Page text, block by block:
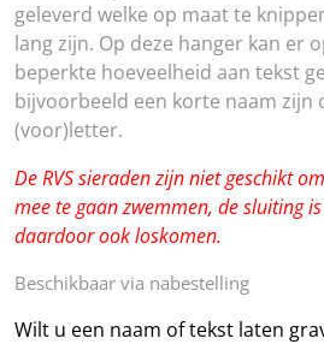
geleverd welke op maat te
lang zijn. Op deze hanger kan er
beperkte hoeveelheid aan tekst
bijvoorbeeld een korte naam zijn
(voor)letter.
De RVS sieraden zijn niet geschikt
mee te gaan zwemmen, de sluiting
daardoor ook loskomen.
Beschikbaar via nabestelling
Wilt u een naam of tekst laten